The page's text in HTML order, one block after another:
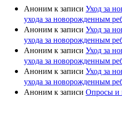
Анонимк записи Уход за
ухода за новорожденным
Анонимк записи Уход за
ухода за новорожденным
Анонимк записи Уход за
ухода за новорожденным
Анонимк записи Уход за
ухода за новорожденным
Анонимк записи Опросы и